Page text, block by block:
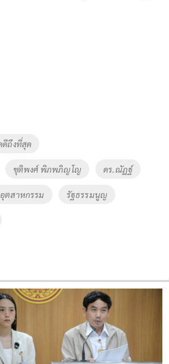
ดีถึงที่สุด
ชุติพงศ์ พิภพภิญโญ ดร.ณัฏฐ์
ตสาหกรรม รัฐธรรมนูญ